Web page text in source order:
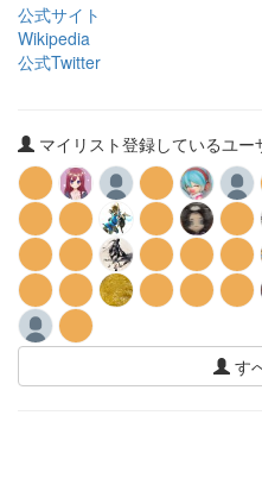
公式サイト
Wikipedia
公式Twitter
マイリスト登録しているユー
す